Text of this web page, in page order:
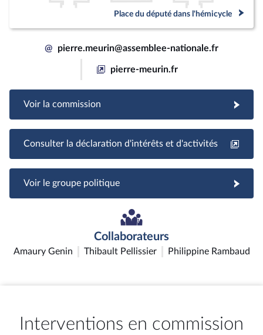
Place du député dans l'hémicycle
@ pierre.meurin@assemblee-nationale.fr
pierre-meurin.fr
Voir la commission
Consulter la déclaration d'intérêts et d'activités
Voir le groupe politique
Collaborateurs
Amaury Genin Thibault Pellissier Philippine Rambaud
Interventions en commission